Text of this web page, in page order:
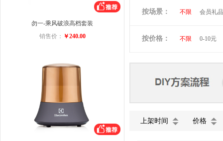
勿一-乘风破浪高档套装
销售价： ￥240.00 小黄人 图拉斯
五芳斋 小罐茶
按场景： 不限 会员礼品
按价格： 不限 0-10元
上架时间 价格